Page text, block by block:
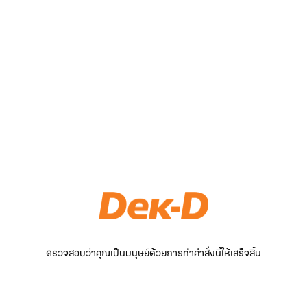
ตรวจสอบว่าคุณเป็นมนุษย์ด้วยการทำคำสั่งนี้ให้เสร็จสิ้น